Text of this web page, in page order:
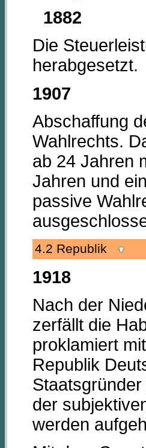
1882
Die
herabgesetzt.
1907
Abschaffung
Wahlrechts.
ab 24 Jahren
Jahren und
passive
4.2 Republik
1918
Nach der
zerfällt die
proklamiert
Republik
der
werden